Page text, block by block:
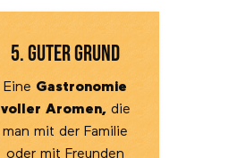
5. guter Grund
Eine Gastronomie
voller Aromen,die
man mit der Familie
oder mit Freunden